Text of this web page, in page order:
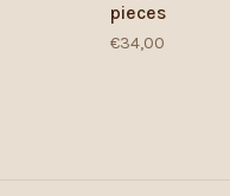
pieces
€34,00